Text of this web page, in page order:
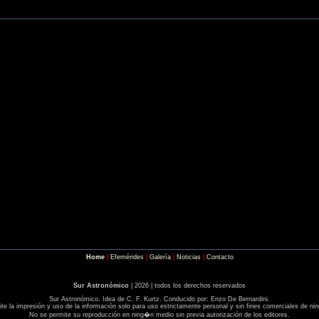
Home Efemérides Galería Noticias Contacto
Sur Astronómico | 2026 | todos los derechos reservados
Sur Astronómico. Idea de C. F. Kurtz. Conducido por: Enzo De Bernardini.
la impresión y uso de la información solo para uso estrictamente personal y sin fines comerciales de
No se permite su reproducción en ning�n medio sin previa autorización de los editores.